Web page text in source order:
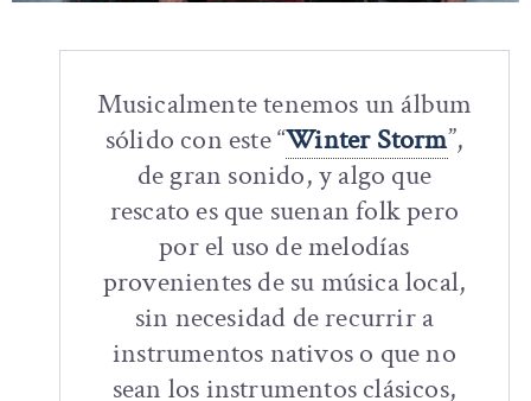
Musicalmente tenemos un álbum
sólido con este “Winter Storm”,
de gran sonido, y algo que
rescato es que suenan folk pero
por el uso de melodías
provenientes de su música local,
sin necesidad de recurrir a
instrumentos nativos o que no
sean los instrumentos clásicos,